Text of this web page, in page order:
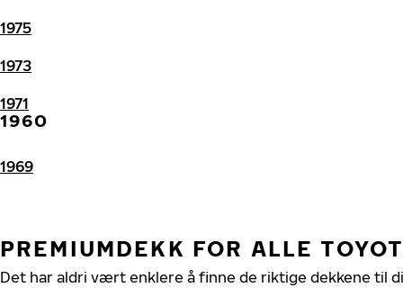
1975
1973
1971
1960
1969
PREMIUMDEKK FOR ALLE
Det har aldri vært enklere å finne de riktige dekkene til